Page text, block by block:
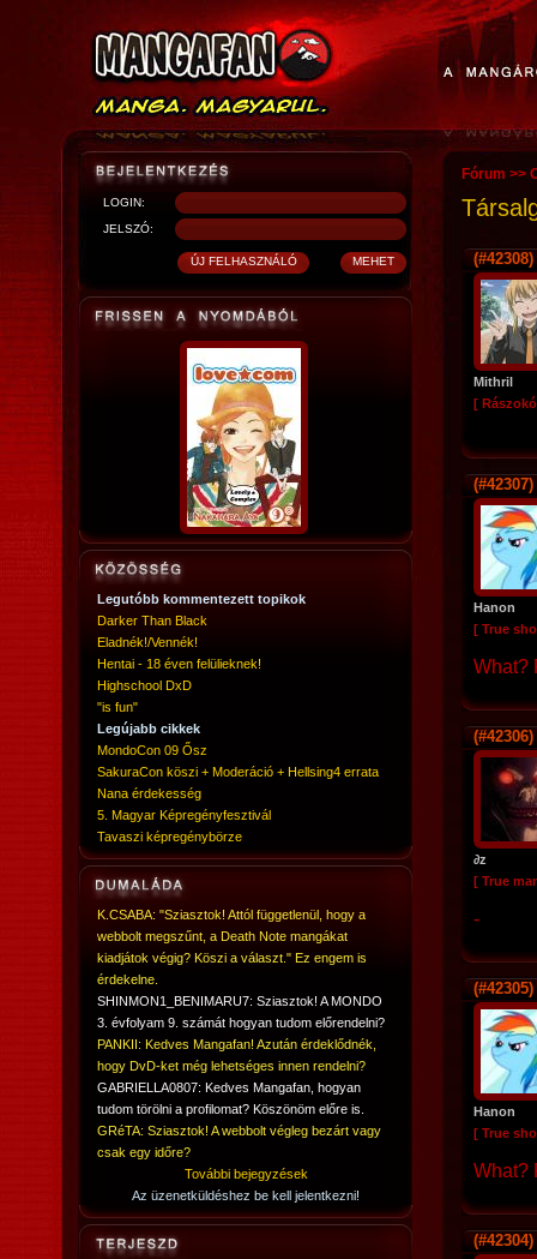
LOGIN:
JELSZÓ:
Legutóbb kommentezett topikok
Darker Than Black
Eladnék!/Vennék!
Hentai - 18 éven felülieknek!
Highschool DxD
"is fun"
Legújabb cikkek
MondoCon 09 Ősz
SakuraCon köszi + Moderáció + Hellsing4 errata
Nana érdekesség
5. Magyar Képregényfesztivál
Tavaszi képregénybörze
K.CSABA: "Sziasztok! Attól függetlenül, hogy a
webbolt megszűnt, a Death Note mangákat
kiadjátok végig? Köszi a választ." Ez engem is
érdekelne.
SHINMON1_BENIMARU7: Sziasztok! A MONDO
3. évfolyam 9. számát hogyan tudom előrendelni?
PANKII: Kedves Mangafan! Azután érdeklődnék,
hogy DvD-ket még lehetséges innen rendelni?
GABRIELLA0807: Kedves Mangafan, hogyan
tudom törölni a profilomat? Köszönöm előre is.
GRéTA: Sziasztok! A webbolt végleg bezárt vagy
csak egy időre?
További bejegyzések
Az üzenetküldéshez be kell jelentkezni!
Fórum >>
(#42308)
Mithril
[
(#42307)
Hanon
[ True
What?
(#42306)
∂z
[ True
-
(#42305)
Hanon
[ True
What?
(#42304)